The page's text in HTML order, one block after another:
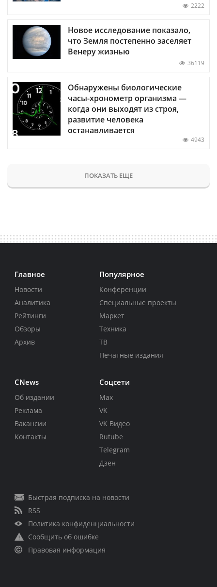
2222
Новое исследование показало,
что Земля постепенно заселяет
Венеру жизнью
36119
Обнаружены биологические
часы-хронометр организма —
когда они выходят из строя,
развитие человека
останавливается
4943
ПОКАЗАТЬ ЕЩЕ
Главное
Новости
Аналитика
Рейтинги
Обзоры
Архив
Популярное
Конференции
Специальные проекты
Маркет
Техника
ТВ
Печатные издания
CNews
Об издании
Реклама
Вакансии
Контакты
Соцсети
Max
VK
VK Видео
Rutube
Telegram
Дзен
Быстрая подписка на новости
RSS
Политика конфиденциальности
Сообщить об ошибке
Правовая информация